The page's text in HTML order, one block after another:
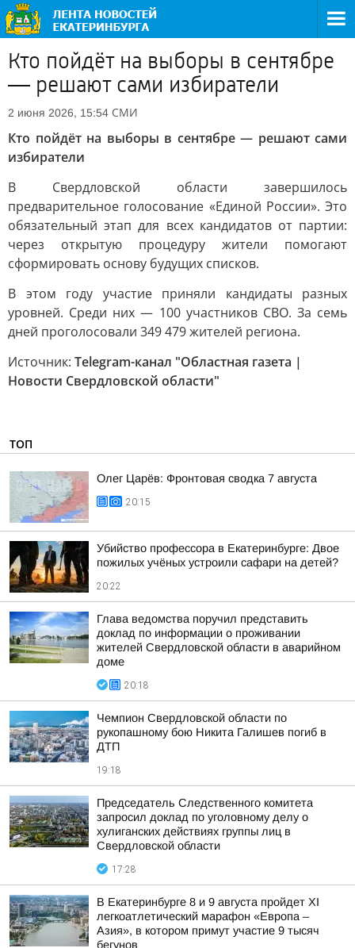
Кто пойдёт на выборы в сентябре
— решают сами избиратели
2 июня 2026, 15:54 СМИ
Кто пойдёт на выборы в сентябре — решают сами
избиратели
В Свердловской области завершилось
предварительное голосование «Единой России». Это
обязательный этап для всех кандидатов от партии:
через открытую процедуру жители помогают
сформировать основу будущих списков.
В этом году участие приняли кандидаты разных
уровней. Среди них — 100 участников СВО. За семь
дней проголосовали 349 479 жителей региона.
Источник: Telegram-канал "Областная газета |
Новости Свердловской области"
ТОП
Олег Царёв: Фронтовая сводка 7 августа
20:15
Убийство профессора в Екатеринбурге: Двое
пожилых учёных устроили сафари на детей?
20:22
Глава ведомства поручил представить
доклад по информации о проживании
жителей Свердловской области в аварийном
доме
20:18
Чемпион Свердловской области по
рукопашному бою Никита Галишев погиб в
ДТП
19:18
Председатель Следственного комитета
запросил доклад по уголовному делу о
хулиганских действиях группы лиц в
Свердловской области
17:28
В Екатеринбурге 8 и 9 августа пройдет XI
легкоатлетический марафон «Европа –
Азия», в котором примут участие 9 тысяч
бегунов